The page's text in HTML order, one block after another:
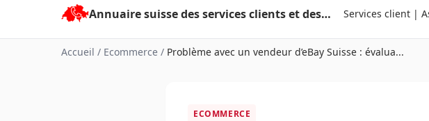
contenu
Annuaire suisse des services clients et des personnalités Services client |
Accueil / Ecommerce / Problème avec un vendeur d’eBay Suisse : évalua...
ECOMMERCE